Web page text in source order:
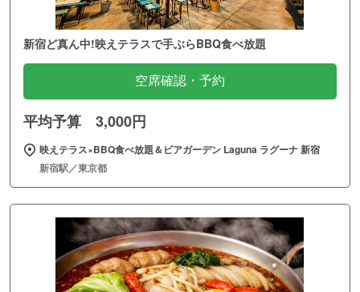
新宿ど真ん中!映えテラスで手ぶらBBQ食べ放題
空席確認・予約
平均予算 3,000円
映えテラス×BBQ食べ放題＆ビアガーデン Laguna ラグーナ 新宿
新宿駅／東京都